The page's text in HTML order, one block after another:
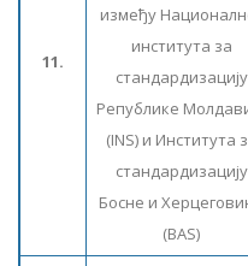
11.
између
института за
стандардизацију
Републике
(INS) и Института
стандардизацију
Босне и
(BAS)